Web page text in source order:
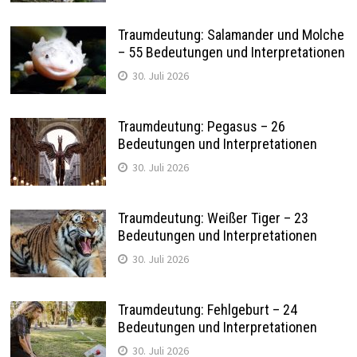
Traumdeutung: Salamander und Molche
– 55 Bedeutungen und Interpretationen
30. Juli 2026
Traumdeutung: Pegasus – 26
Bedeutungen und Interpretationen
30. Juli 2026
Traumdeutung: Weißer Tiger – 23
Bedeutungen und Interpretationen
30. Juli 2026
Traumdeutung: Fehlgeburt – 24
Bedeutungen und Interpretationen
30. Juli 2026